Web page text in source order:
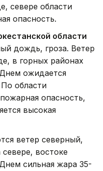
севере области
опасность.
области
дождь, гроза. Ветер
в горных районах
ожидается
области
опасность,
высокая
ветер северный,
востоке
сильная жара 35-